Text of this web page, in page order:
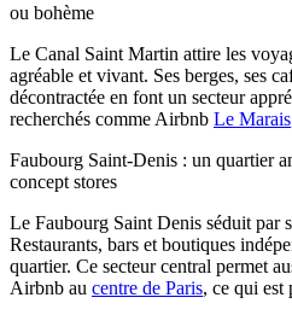
ou bohème
Le Canal Saint Martin attire les
agréable et vivant. Ses berges, ses
décontractée en font un secteur
recherchés comme Airbnb Le Marais
Faubourg Saint-Denis : un quartier
concept stores
Le Faubourg Saint Denis séduit par
Restaurants, bars et boutiques
quartier. Ce secteur central permet
Airbnb au centre de Paris, ce qui est